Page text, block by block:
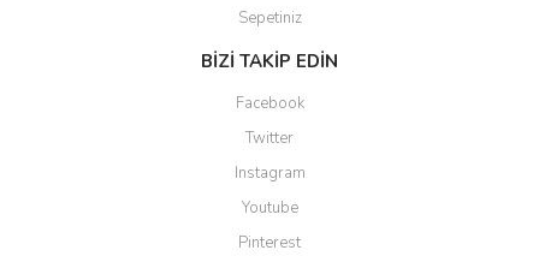
Sepetiniz
BİZİ TAKİP EDİN
Facebook
Twitter
Instagram
Youtube
Pinterest